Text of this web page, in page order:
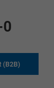
(B2B)